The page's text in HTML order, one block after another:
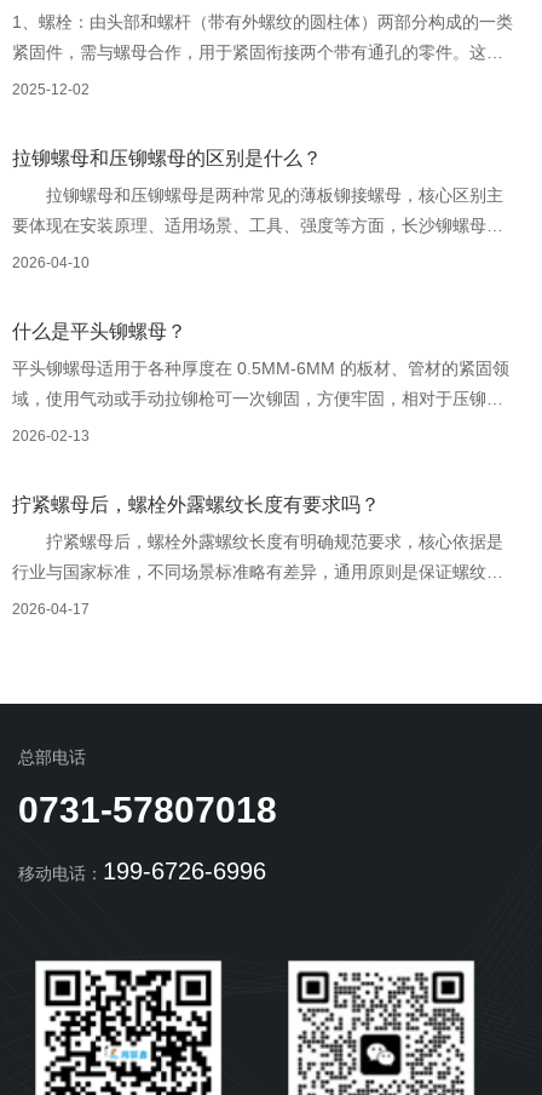
1、螺栓：由头部和螺杆（带有外螺纹的圆柱体）两部分构成的一类
紧固件，需与螺母合作，用于紧固衔接两个带有通孔的零件。这种
衔接方式称螺栓衔接，如把螺母从螺栓上旋下，又能够使这两个零
螺钉和特别用处螺钉。
2025-12-02
拉铆螺母和压铆螺母的区别是什么？
拉铆螺母和压铆螺母是两种常见的薄板铆接螺母，核心区别主
要体现在安装原理、适用场景、工具、强度等方面，长沙铆螺母厂
家工作人员讲解具体对比如下：
2026-04-10
什么是平头铆螺母？
平头铆螺母适用于各种厚度在 0.5MM-6MM 的板材、管材的紧固领
域，使用气动或手动拉铆枪可一次铆固，方便牢固，相对于压铆螺
母更牢固，比焊接螺母更方便。
2026-02-13
拧紧螺母后，螺栓外露螺纹长度有要求吗？
拧紧螺母后，螺栓外露螺纹长度有明确规范要求，核心依据是
行业与国家标准，不同场景标准略有差异，通用原则是保证螺纹有
效啮合与连接安全。湖南铆螺母厂家工作人员讲解具体如下：
2026-04-17
总部电话
0731-57807018
移动电话： 199-6726-6996